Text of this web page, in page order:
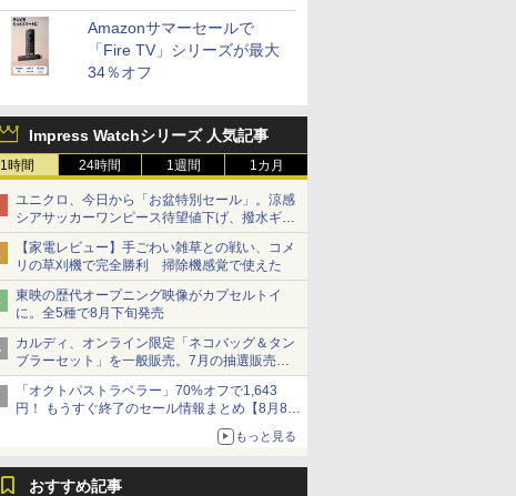
Amazonサマーセールで
「Fire TV」シリーズが最大
34％オフ
Impress Watchシリーズ 人気記事
1時間 24時間 1週間 1カ月
ユニクロ、今日から「お盆特別セール」。涼感
シアサッカーワンピース待望値下げ、撥水ギア
ショーツは1990円に
【家電レビュー】手ごわい雑草との戦い、コメ
リの草刈機で完全勝利 掃除機感覚で使えた
東映の歴代オープニング映像がカプセルトイ
に。全5種で8月下旬発売
カルディ、オンライン限定「ネコバッグ＆タン
ブラーセット」を一般販売。7月の抽選販売の
当選無効分
「オクトパストラベラー」70%オフで1,643
円！ もうすぐ終了のセール情報まとめ【8月8日
ニンテンドーeショップでは「大神 絶景版」が
もっと見る
おすすめ記事